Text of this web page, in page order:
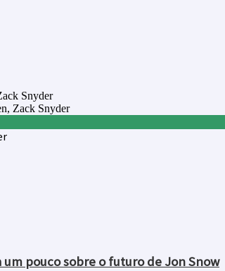
Snyder
Zack Snyder
pouco sobre o futuro de Jon Snow